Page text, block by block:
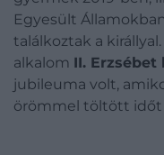
Egyesült
találkoztak a
alkalom II. Erzsébet
jubileuma volt,
örömmel töltött időt